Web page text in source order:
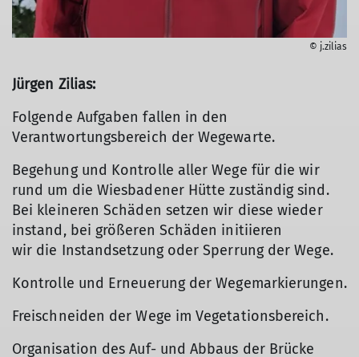
© j.zilias
Jürgen Zilias:
Folgende Aufgaben fallen in den
Verantwortungsbereich der Wegewarte.
Begehung und Kontrolle aller Wege für die wir
rund um die Wiesbadener Hütte zuständig sind.
Bei kleineren Schäden setzen wir diese wieder
instand, bei größeren Schäden initiieren
wir die Instandsetzung oder Sperrung der Wege.
Kontrolle und Erneuerung der Wegemarkierungen.
Freischneiden der Wege im Vegetationsbereich.
Organisation des Auf- und Abbaus der Brücke